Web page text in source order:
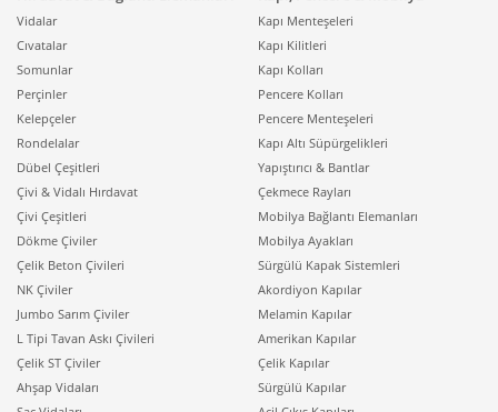
Vidalar
Cıvatalar
Somunlar
Perçinler
Kelepçeler
Rondelalar
Dübel Çeşitleri
Çivi & Vidalı Hırdavat
Çivi Çeşitleri
Dökme Çiviler
Çelik Beton Çivileri
NK Çiviler
Jumbo Sarım Çiviler
L Tipi Tavan Askı Çivileri
Çelik ST Çiviler
Ahşap Vidaları
Kapı Menteşeleri
Kapı Kilitleri
Kapı Kolları
Pencere Kolları
Pencere Menteşeleri
Kapı Altı Süpürgelikleri
Yapıştırıcı & Bantlar
Çekmece Rayları
Mobilya Bağlantı Elemanları
Mobilya Ayakları
Sürgülü Kapak Sistemleri
Akordiyon Kapılar
Melamin Kapılar
Amerikan Kapılar
Çelik Kapılar
Sürgülü Kapılar